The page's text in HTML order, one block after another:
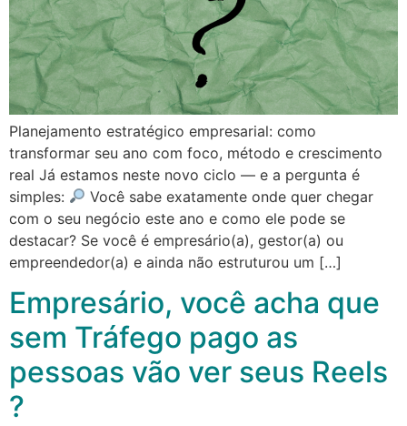
Planejamento estratégico empresarial: como
transformar seu ano com foco, método e crescimento
real Já estamos neste novo ciclo — e a pergunta é
simples:
Você sabe exatamente onde quer chegar
com o seu negócio este ano e como ele pode se
destacar? Se você é empresário(a), gestor(a) ou
empreendedor(a) e ainda não estruturou um […]
Empresário, você acha que
sem Tráfego pago as
pessoas vão ver seus Reels
?